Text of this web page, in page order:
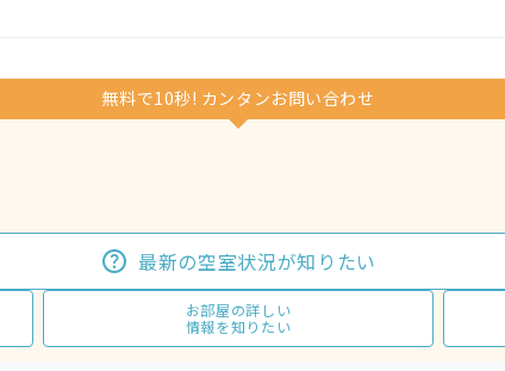
無料で10秒! カンタンお問い合わせ
最新の空室状況が知りたい
お部屋の詳しい
情報を知りたい